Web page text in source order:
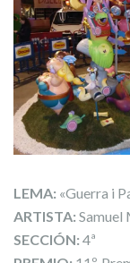
LEMA: «Guerra i
ARTISTA: Samuel
SECCIÓN: 4ª